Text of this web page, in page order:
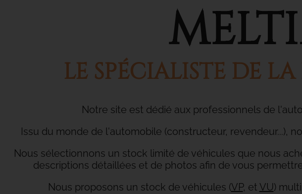
LE SPÉCIALISTE DE
Notre site est dédié aux professionnels de
Issu du monde de l'automobile (constructeur, revendeur...),
Nous sélectionnons un stock limité de véhicules que nous
descriptions détaillées et de photos afin de vous
Nous proposons un stock de véhicules (VP, et VU)